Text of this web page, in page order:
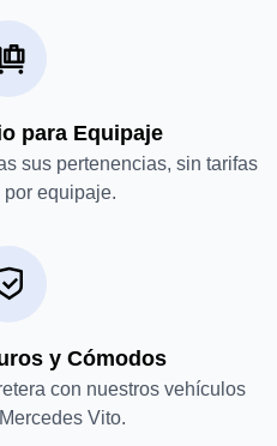
para Equipaje
sus pertenencias, sin tarifas
equipaje.
y Cómodos
con nuestros vehículos
Vito.